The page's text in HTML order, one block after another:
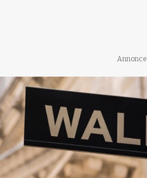
Annonce